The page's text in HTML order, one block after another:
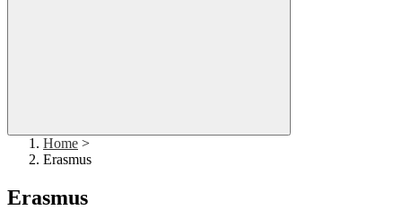
Home >
Erasmus
Erasmus